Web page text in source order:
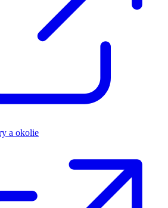
a okolie